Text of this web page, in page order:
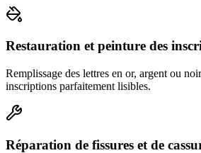
Restauration et peinture des
Remplissage des lettres en or, argent ou
inscriptions parfaitement lisibles.
Réparation de fissures et de